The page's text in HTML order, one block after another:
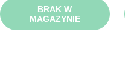
BRAK W
MAGAZYNIE